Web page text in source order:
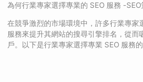
為何行業專家選擇專業的 SEO 服務 -SEO
在競爭激烈的市場環境中，許多行業專家
服務來提升其網站的搜尋引擎排名，從而
戶。以下是行業專家選擇專業 SEO 服務的